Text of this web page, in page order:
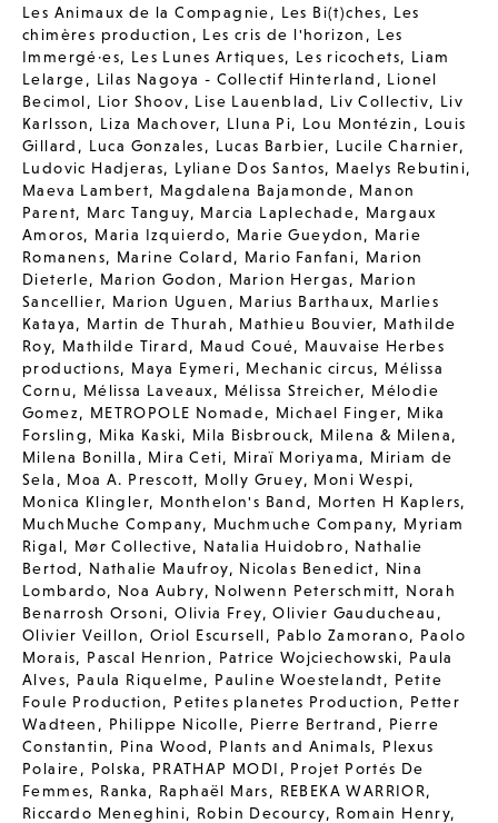
Les Animaux de la Compagnie, Les Bi(t)ches, Les
chimères production , Les cris de l'horizon , Les
Immergé·es, Les Lunes Artiques, Les ricochets, Liam
Lelarge, Lilas Nagoya - Collectif Hinterland , Lionel
Becimol, Lior Shoov, Lise Lauenblad, Liv Collectiv, Liv
Karlsson, Liza Machover, Lluna Pi, Lou Montézin , Louis
Gillard , Luca Gonzales, Lucas Barbier, Lucile Charnier,
Ludovic Hadjeras, Lyliane Dos Santos, Maelys Rebutini,
Maeva Lambert, Magdalena Bajamonde, Manon
Parent, Marc Tanguy, Marcia Laplechade, Margaux
Amoros, Maria Izquierdo, Marie Gueydon, Marie
Romanens, Marine Colard, Mario Fanfani, Marion
Dieterle, Marion Godon , Marion Hergas, Marion
Sancellier, Marion Uguen , Marius Barthaux, Marlies
Kataya, Martin de Thurah , Mathieu Bouvier, Mathilde
Roy, Mathilde Tirard, Maud Coué, Mauvaise Herbes
productions, Maya Eymeri, Mechanic circus, Mélissa
Cornu, Mélissa Laveaux, Mélissa Streicher, Mélodie
Gomez, METROPOLE Nomade, Michael Finger, Mika
Forsling, Mika Kaski, Mila Bisbrouck, Milena & Milena,
Milena Bonilla , Mira Ceti, Miraï Moriyama, Miriam de
Sela , Moa A. Prescott, Molly Gruey, Moni Wespi,
Monica Klingler, Monthelon's Band, Morten H Kaplers,
MuchMuche Company, Muchmuche Company, Myriam
Rigal, Mør Collective,Natalia Huidobro,Nathalie
Bertod,Nathalie Maufroy,Nicolas Benedict, Nina
Lombardo,Noa Aubry,Nolwenn Peterschmitt,Norah
Benarrosh Orsoni,Olivia Frey,Olivier Gauducheau ,
Olivier Veillon, Oriol Escursell, Pablo Zamorano, Paolo
Morais, Pascal Henrion , Patrice Wojciechowski, Paula
Alves, Paula Riquelme, Pauline Woestelandt, Petite
Foule Production, Petites planetes Production, Petter
Wadteen , Philippe Nicolle, Pierre Bertrand , Pierre
Constantin, Pina Wood, Plants and Animals, Plexus
Polaire, Polska, PRATHAP MODI , Projet Portés De
Femmes, Ranka, Raphaël Mars, REBEKA WARRIOR,
Riccardo Meneghini, Robin Decourcy, Romain Henry,